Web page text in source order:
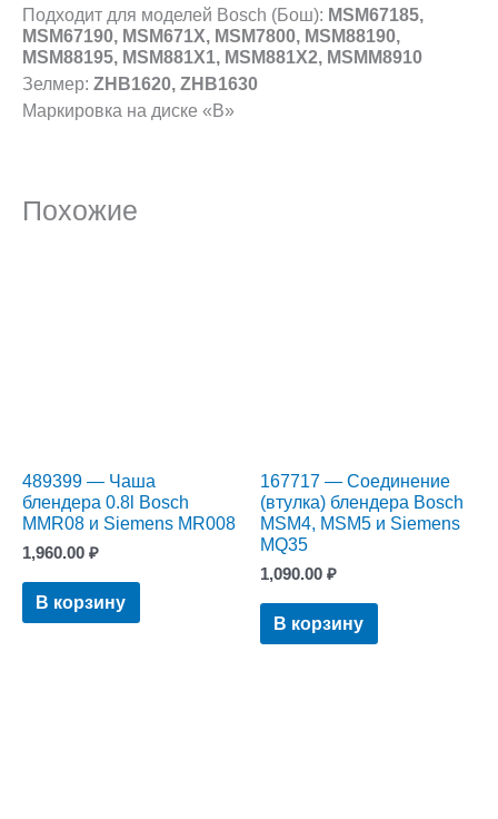
Подходит для моделей Bosch (Бош): MSM67185,
MSM67190, MSM671X, MSM7800, MSM88190,
MSM88195, MSM881X1, MSM881X2, MSMM8910
Зелмер: ZHB1620, ZHB1630
Маркировка на диске «В»
Похожие
489399 — Чаша
блендера 0.8l Bosch
MMR08 и Siemens MR008
1,960.00 ₽
В корзину
167717 — Соединение
(втулка) блендера Bosch
MSM4, MSM5 и Siemens
MQ35
1,090.00 ₽
В корзину